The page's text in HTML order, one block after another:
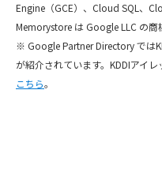
Engine（GCE）、Cloud SQL、
Memorystore は Google LLC の商
※ Google Partner Directory では
が紹介されています。KDDIアイ
こちら。